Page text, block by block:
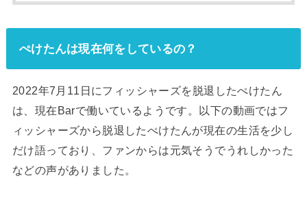
ぺけたんは現在何をしているの？
2022年7月11日にフィッシャーズを脱退したぺけたん
は、現在Barで働いているようです。以下の動画ではフ
ィッシャーズから脱退したぺけたんが現在の生活を少し
だけ語っており、ファンからは元気そうでうれしかった
などの声がありました。